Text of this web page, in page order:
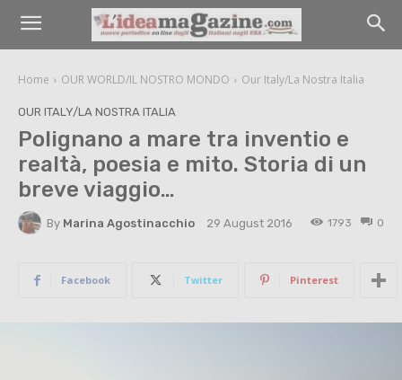
Home OUR WORLD/IL NOSTRO MONDO Our Italy/La Nostra Italia
OUR ITALY/LA NOSTRA ITALIA
Polignano a mare tra inventio e
realtà, poesia e mito. Storia di un
breve viaggio…
By Marina Agostinacchio 29 August 2016 0
1793
Facebook Twitter Pinterest